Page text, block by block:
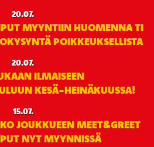
20.07.
MYYNTIIN HUOMENNA TI
POIKKEUKSELLISTA
20.07.
ILMAISEEN
KESÄ-HEINÄKUUSSA!
15.07.
JOUKKUEEN MEET&GREET
NYT MYYNNISSÄ